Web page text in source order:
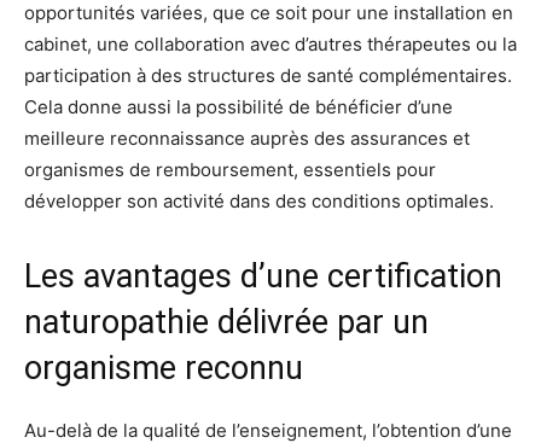
opportunités variées, que ce soit pour une installation en
cabinet, une collaboration avec d’autres thérapeutes ou la
participation à des structures de santé complémentaires.
Cela donne aussi la possibilité de bénéficier d’une
meilleure reconnaissance auprès des assurances et
organismes de remboursement, essentiels pour
développer son activité dans des conditions optimales.
Les avantages d’une certification
naturopathie délivrée par un
organisme reconnu
Au-delà de la qualité de l’enseignement, l’obtention d’une